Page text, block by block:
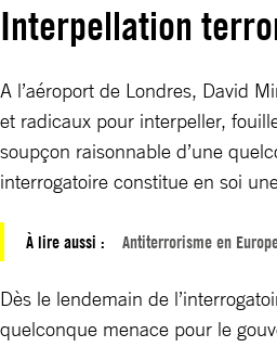
Interpellation
A l’aéroport de Londres, David
et radicaux pour interpeller,
soupçon raisonnable d’une
interrogatoire constitue en soi
À lire aussi : Antiterrorisme en
Dès le lendemain de
quelconque menace pour le